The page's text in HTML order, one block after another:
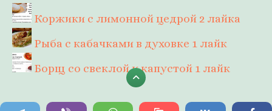
Коржики с лимонной цедрой 2 лайка
Рыба с кабачками в духовке 1 лайк
Борщ со свеклой и капустой 1 лайк